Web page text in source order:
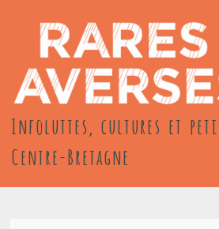
contenu
Infoluttes, cultures et
Centre-Bretagne